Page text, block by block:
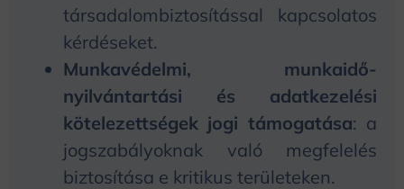
társadalombiztosítással kapcsolatos
kérdéseket.
Munkavédelmi, munkaidő-
nyilvántartási és adatkezelési
kötelezettségek jogi támogatása: a
jogszabályoknak való megfelelés
biztosítása e kritikus területeken.